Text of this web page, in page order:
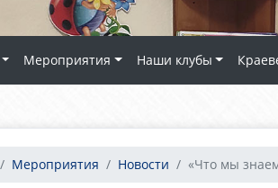
Мероприятия Наши клубы
Мероприятия Новости «Что мы